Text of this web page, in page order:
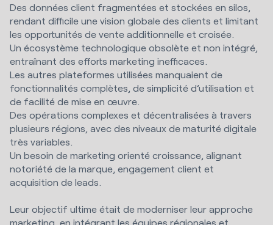
Des données client fragmentées et stockées en silos,
rendant difficile une vision globale des clients et limitant
les opportunités de vente additionnelle et croisée.
Un écosystème technologique obsolète et non intégré,
entraînant des efforts marketing inefficaces.
Les autres plateformes utilisées manquaient de
fonctionnalités complètes, de simplicité d’utilisation et
de facilité de mise en œuvre.
Des opérations complexes et décentralisées à travers
plusieurs régions, avec des niveaux de maturité digitale
très variables.
Un besoin de marketing orienté croissance, alignant
notoriété de la marque, engagement client et
acquisition de leads.
Leur objectif ultime était de moderniser leur approche
marketing, en intégrant les équipes régionales et